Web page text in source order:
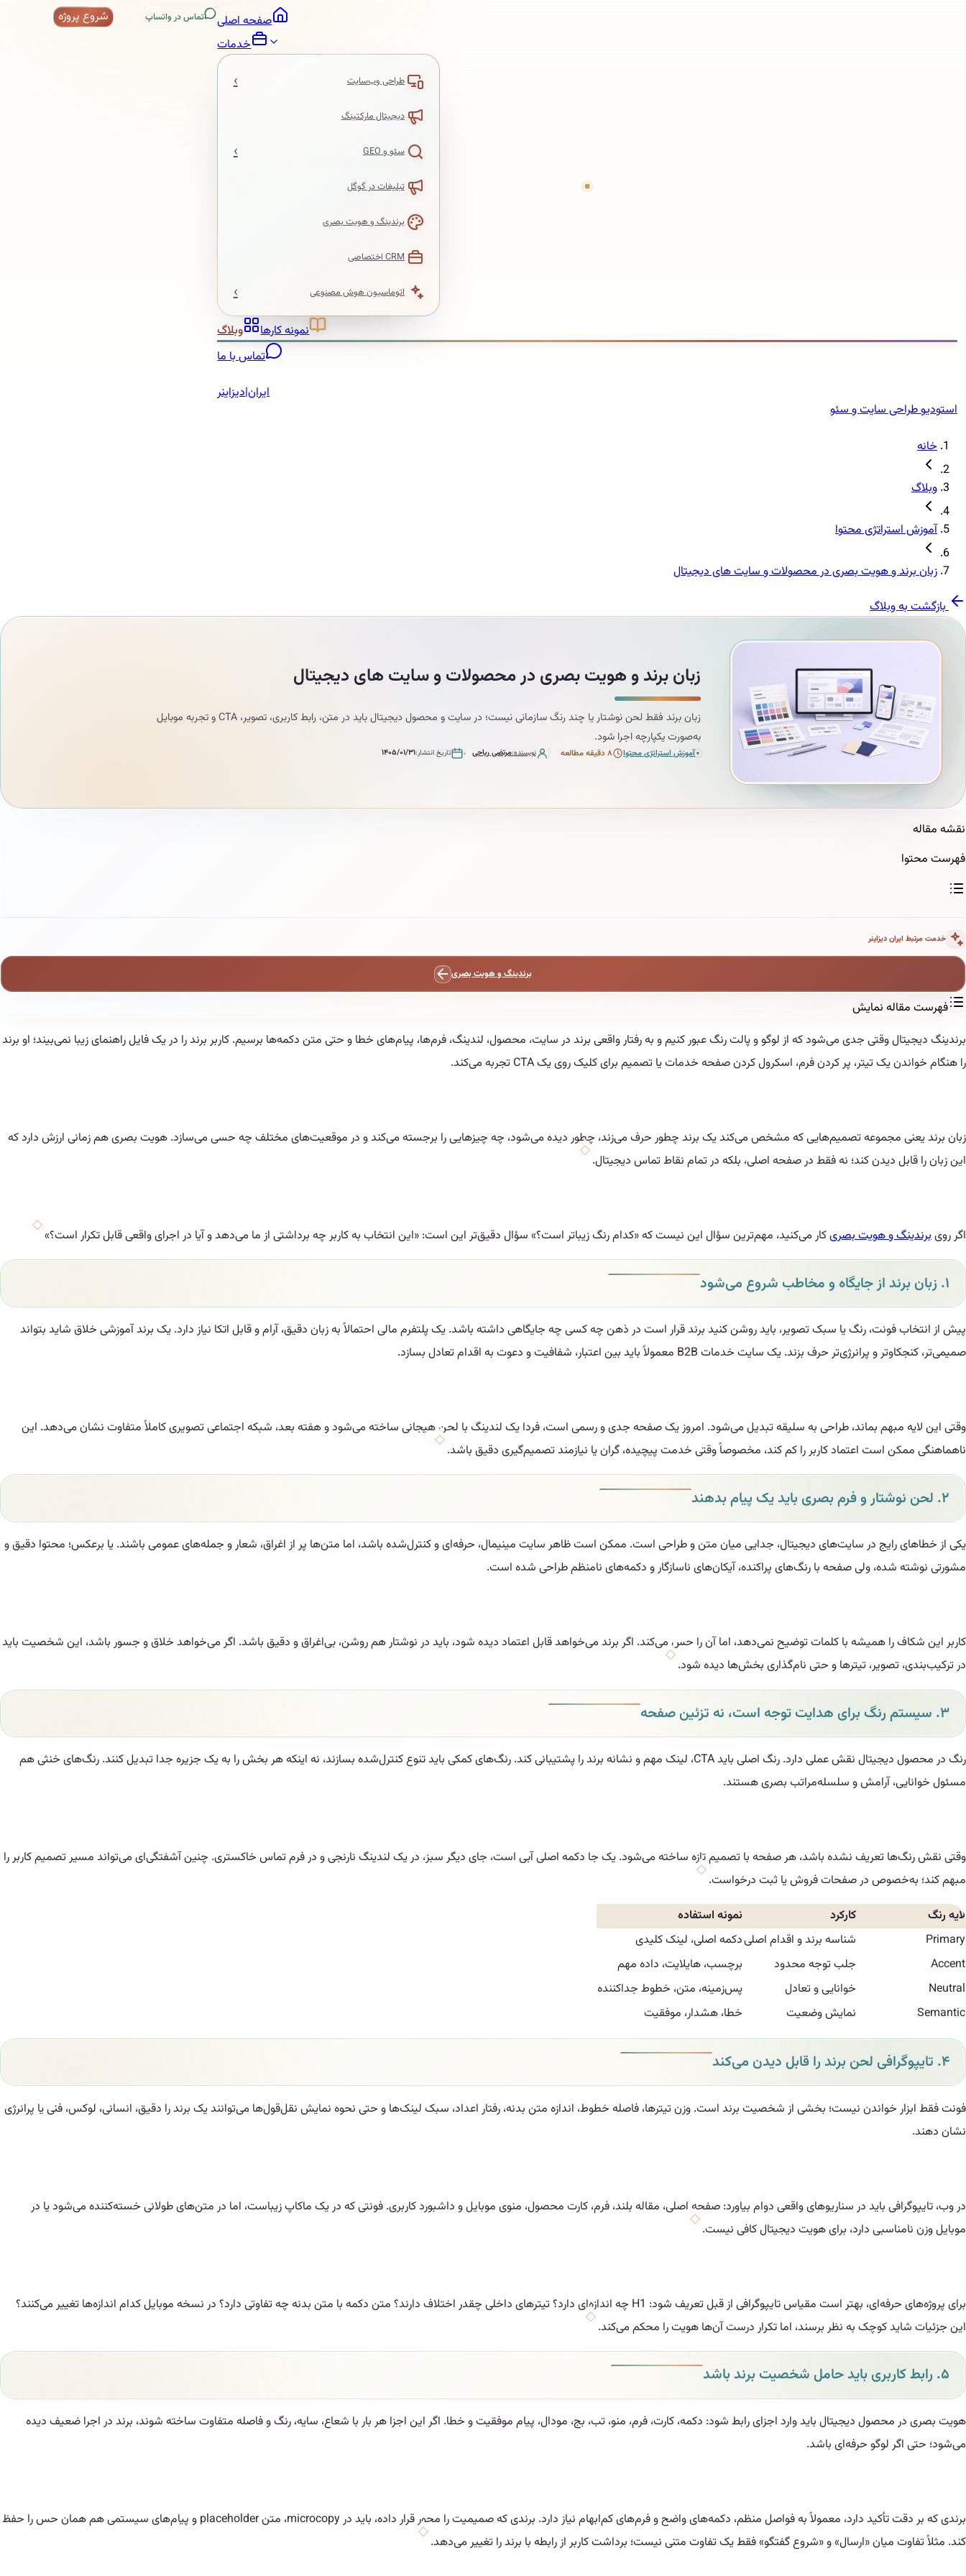
شروع پروژه تماس در واتساپ
صفحه اصلی
خدمات
طراحی وب‌سایت ‹
دیجیتال مارکتینگ
سئو و GEO ‹
تبلیغات در گوگل
برندینگ و هویت بصری
CRM اختصاصی
اتوماسیون هوش مصنوعی ‹
نمونه کارها
وبلاگ
تماس با ما
ایران|دیزاینر
استودیو طراحی سایت و سئو
خانه
وبلاگ
آموزش استراتژی محتوا
زبان برند و هویت بصری در محصولات و سایت های دیجیتال
بازگشت به وبلاگ
زبان برند و هویت بصری در محصولات و سایت های دیجیتال
زبان برند فقط لحن نوشتار یا چند رنگ سازمانی نیست؛ در سایت و محصول دیجیتال باید در متن، رابط کاربری، تصویر، CTA و تجربه موبایل
به‌صورت یکپارچه اجرا شود.
آموزش استراتژی محتوا ۸ دقیقه مطالعه نویسنده مرتضی ریاحی تاریخ انتشار ۱۴۰۵/۰۱/۳۱
نقشه مقاله
فهرست محتوا
خدمت مرتبط ایران دیزاینر
برندینگ و هویت بصری
فهرست مقاله نمایش
برندینگ دیجیتال وقتی جدی می‌شود که از لوگو و پالت رنگ عبور کنیم و به رفتار واقعی برند در سایت، محصول، لندینگ، فرم‌ها، پیام‌های خطا و حتی متن دکمه‌ها برسیم. کاربر برند را در یک فایل راهنمای زیبا نمی‌بیند؛ او برند
را هنگام خواندن یک تیتر، پر کردن فرم، اسکرول کردن صفحه خدمات یا تصمیم برای کلیک روی یک CTA تجربه می‌کند.
زبان برند یعنی مجموعه تصمیم‌هایی که مشخص می‌کند یک برند چطور حرف می‌زند، چطور دیده می‌شود، چه چیزهایی را برجسته می‌کند و در موقعیت‌های مختلف چه حسی می‌سازد. هویت بصری هم زمانی ارزش دارد که
این زبان را قابل دیدن کند؛ نه فقط در صفحه اصلی، بلکه در تمام نقاط تماس دیجیتال.
اگر رویبرندینگ و هویت بصریکار می‌کنید، مهم‌ترین سؤال این نیست که «کدام رنگ زیباتر است؟» سؤال دقیق‌تر این است: «این انتخاب به کاربر چه برداشتی از ما می‌دهد و آیا در اجرای واقعی قابل تکرار است؟»
۱. زبان برند از جایگاه و مخاطب شروع می‌شود
پیش از انتخاب فونت، رنگ یا سبک تصویر، باید روشن کنید برند قرار است در ذهن چه کسی چه جایگاهی داشته باشد. یک پلتفرم مالی احتمالاً به زبان دقیق، آرام و قابل اتکا نیاز دارد. یک برند آموزشی خلاق شاید بتواند
صمیمی‌تر، کنجکاوتر و پرانرژی‌تر حرف بزند. یک سایت خدمات B2B معمولاً باید بین اعتبار، شفافیت و دعوت به اقدام تعادل بسازد.
وقتی این لایه مبهم بماند، طراحی به سلیقه تبدیل می‌شود. امروز یک صفحه جدی و رسمی است، فردا یک لندینگ با لحن هیجانی ساخته می‌شود و هفته بعد، شبکه اجتماعی تصویری کاملاً متفاوت نشان می‌دهد. این
ناهماهنگی ممکن است اعتماد کاربر را کم کند، مخصوصاً وقتی خدمت پیچیده، گران یا نیازمند تصمیم‌گیری دقیق باشد.
۲. لحن نوشتار و فرم بصری باید یک پیام بدهند
یکی از خطاهای رایج در سایت‌های دیجیتال، جدایی میان متن و طراحی است. ممکن است ظاهر سایت مینیمال، حرفه‌ای و کنترل‌شده باشد، اما متن‌ها پر از اغراق، شعار و جمله‌های عمومی باشند. یا برعکس؛ محتوا دقیق و
مشورتی نوشته شده، ولی صفحه با رنگ‌های پراکنده، آیکان‌های ناسازگار و دکمه‌های نامنظم طراحی شده است.
کاربر این شکاف را همیشه با کلمات توضیح نمی‌دهد، اما آن را حس می‌کند. اگر برند می‌خواهد قابل اعتماد دیده شود، باید در نوشتار هم روشن، بی‌اغراق و دقیق باشد. اگر می‌خواهد خلاق و جسور باشد، این شخصیت باید
در ترکیب‌بندی، تصویر، تیترها و حتی نام‌گذاری بخش‌ها دیده شود.
۳. سیستم رنگ برای هدایت توجه است، نه تزئین صفحه
رنگ در محصول دیجیتال نقش عملی دارد. رنگ اصلی باید CTA، لینک مهم و نشانه برند را پشتیبانی کند. رنگ‌های کمکی باید تنوع کنترل‌شده بسازند، نه اینکه هر بخش را به یک جزیره جدا تبدیل کنند. رنگ‌های خنثی هم
مسئول خوانایی، آرامش و سلسله‌مراتب بصری هستند.
وقتی نقش رنگ‌ها تعریف نشده باشد، هر صفحه با تصمیم تازه ساخته می‌شود. یک جا دکمه اصلی آبی است، جای دیگر سبز، در یک لندینگ نارنجی و در فرم تماس خاکستری. چنین آشفتگی‌ای می‌تواند مسیر تصمیم کاربر را
مبهم کند؛ به‌خصوص در صفحات فروش یا ثبت درخواست.
لایه رنگ
کارکرد
نمونه استفاده
Primary
شناسه برند و اقدام اصلیدکمه اصلی، لینک کلیدی
Accent
جلب توجه محدود
برچسب، هایلایت، داده مهم
Neutral
خوانایی و تعادل
پس‌زمینه، متن، خطوط جداکننده
Semantic
نمایش وضعیت خطا، هشدار، موفقیت
۴. تایپوگرافی لحن برند را قابل دیدن می‌کند
فونت فقط ابزار خواندن نیست؛ بخشی از شخصیت برند است. وزن تیترها، فاصله خطوط، اندازه متن بدنه، رفتار اعداد، سبک لینک‌ها و حتی نحوه نمایش نقل‌قول‌ها می‌توانند یک برند را دقیق، انسانی، لوکس، فنی یا پرانرژی
نشان دهند.
در وب، تایپوگرافی باید در سناریوهای واقعی دوام بیاورد: صفحه اصلی، مقاله بلند، فرم، کارت محصول، منوی موبایل و داشبورد کاربری. فونتی که در یک ماکاپ زیباست، اما در متن‌های طولانی خسته‌کننده می‌شود یا در
موبایل وزن نامناسبی دارد، برای هویت دیجیتال کافی نیست.
برای پروژه‌های حرفه‌ای، بهتر است مقیاس تایپوگرافی از قبل تعریف شود: H1 چه اندازه‌ای دارد؟ تیترهای داخلی چقدر اختلاف دارند؟ متن دکمه با متن بدنه چه تفاوتی دارد؟ در نسخه موبایل کدام اندازه‌ها تغییر می‌کنند؟
این جزئیات شاید کوچک به نظر برسند، اما تکرار درست آن‌ها هویت را محکم می‌کند.
۵. رابط کاربری باید حامل شخصیت برند باشد
هویت بصری در محصول دیجیتال باید وارد اجزای رابط شود: دکمه، کارت، فرم، منو، تب، بج، مودال، پیام موفقیت و خطا. اگر این اجزا هر بار با شعاع، سایه، رنگ و فاصله متفاوت ساخته شوند، برند در اجرا ضعیف دیده
می‌شود؛ حتی اگر لوگو حرفه‌ای باشد.
برندی که بر دقت تأکید دارد، معمولاً به فواصل منظم، دکمه‌های واضح و فرم‌های کم‌ابهام نیاز دارد. برندی که صمیمیت را محور قرار داده، باید در microcopy، متن placeholder و پیام‌های سیستمی هم همان حس را حفظ
کند. مثلاً تفاوت میان «ارسال» و «شروع گفتگو» فقط یک تفاوت متنی نیست؛ برداشت کاربر از رابطه با برند را تغییر می‌دهد.